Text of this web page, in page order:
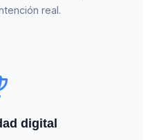
real.
digital